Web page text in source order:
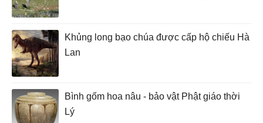
Khủng long bạo chúa được cấp hộ chiếu Hà
Lan
Bình gốm hoa nâu - bảo vật Phật giáo thời
Lý